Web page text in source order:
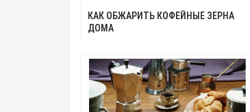
КАК ОБЖАРИТЬ КОФЕЙНЫЕ ЗЕРНА
ДОМА